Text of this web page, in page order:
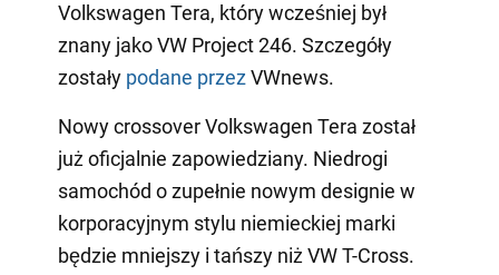
Volkswagen Tera, który wcześniej był
znany jako VW Project 246. Szczegóły
zostały podane przezVWnews.
Nowy crossover Volkswagen Tera został
już oficjalnie zapowiedziany. Niedrogi
samochód o zupełnie nowym designie w
korporacyjnym stylu niemieckiej marki
będzie mniejszy i tańszy niż VW T-Cross.